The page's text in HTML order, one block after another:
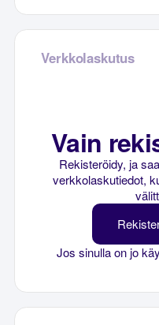
Verkkolaskutus
Vain
Rekisteröidy, ja
verkkolaskutiedot,
Jos sinulla on jo